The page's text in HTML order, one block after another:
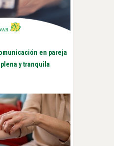
en pareja
y tranquila